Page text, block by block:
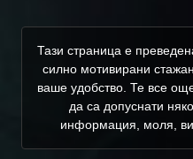
Тази страница е
силно мотивирани
ваше удобство. Те все
да са допуснати
информация, моля,